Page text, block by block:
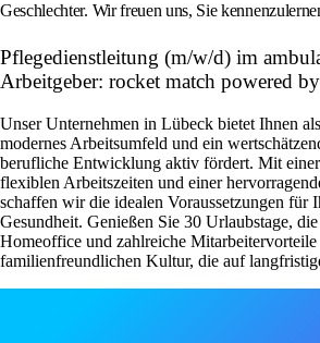
Geschlechter. Wir freuen uns, Sie
Pflegedienstleitung (m/w/d) im
Arbeitgeber: rocket match powered
Unser Unternehmen in Lübeck bietet Ihnen
modernes Arbeitsumfeld und ein
berufliche Entwicklung aktiv fördert. Mit
flexiblen Arbeitszeiten und einer
schaffen wir die idealen Voraussetzungen für
Gesundheit. Genießen Sie 30 Urlaubstage,
Homeoffice und zahlreiche
familienfreundlichen Kultur, die auf